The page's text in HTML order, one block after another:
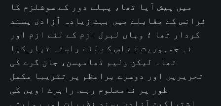
میں پیش آیا تھا، پہلے دور کے سوشلزم کا
فرانس کے مقابلے میں بہت زیادہ آزادی پسند
کردار تھا ؛ وہاں لبرل ازم کے لئے ازم اور
نہ جمہوریت نے اس کے لئے راستہ تیار کیا
تھا۔ لیکن ولیم تھامپسن، جان گرے کی
تحریریں اور دوسرے براعظم پر تقریبا مکمل
طور پر نامعلوم رہے. رابرٹ اوین کی
اشتراکیت آزادی پسند نظریات اور روایتی